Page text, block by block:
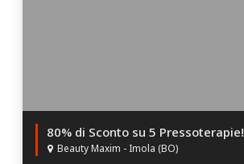
80% di Sconto su 5 Pressoterapie!
Beauty Maxim - Imola (BO)